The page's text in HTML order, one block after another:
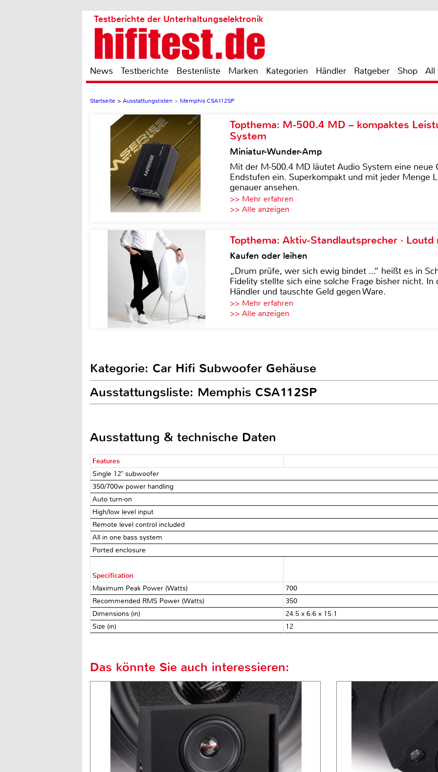
Testberichte der Unterhaltungselektronik
News Testberichte Bestenliste Marken Kategorien Händler Ratgeber Shop All
Startseite > Ausstattungslisten > Memphis CSA112SP
Topthema: M-500.4 MD – kompaktes
System
Miniatur-Wunder-Amp
Mit der M-500.4 MD läutet Audio System eine neue
Endstufen ein. Superkompakt und mit jeder Menge
genauer ansehen.
>> Mehr erfahren
>> Alle anzeigen
Topthema: Aktiv-Standlautsprecher · Loutd
Kaufen oder leihen
„Drum prüfe, wer sich ewig bindet ...“ heißt es in
Fidelity stellte sich eine solche Frage bisher nicht. In
Händler und tauschte Geld gegen Ware.
>> Mehr erfahren
>> Alle anzeigen
Kategorie: Car Hifi Subwoofer Gehäuse
Ausstattungsliste: Memphis CSA112SP
Ausstattung & technische Daten
Features
Single 12" subwoofer
350/700w power handling
Auto turn-on
High/low level input
Remote level control included
All in one bass system
Ported enclosure
Specification
Maximum Peak Power (Watts)
700
Recommended RMS Power (Watts)
350
Dimensions (in)
24.5 x 6.6 x 15.1
Size (in)
12
Das könnte Sie auch interessieren: